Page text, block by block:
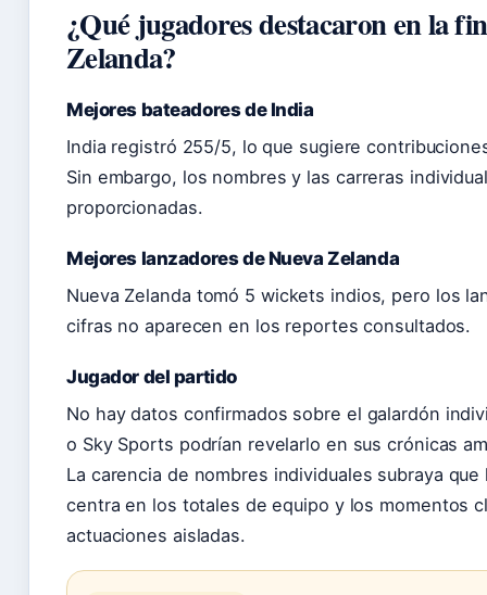
¿Qué jugadores destacaron en la
Zelanda?
Mejores bateadores de India
India registró 255/5, lo que sugiere
Sin embargo, los nombres y las carreras
proporcionadas.
Mejores lanzadores de Nueva Zelanda
Nueva Zelanda tomó 5 wickets indios, pero los
cifras no aparecen en los reportes consultados.
Jugador del partido
No hay datos confirmados sobre el galardón
o Sky Sports podrían revelarlo en sus crónicas
La carencia de nombres individuales subraya
centra en los totales de equipo y los momentos
actuaciones aisladas.